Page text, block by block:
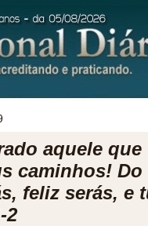
aquele que
caminhos!
feliz serás, e
2